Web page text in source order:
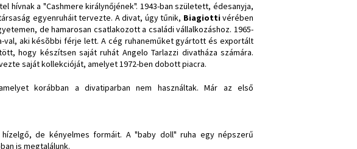
a "Cashmere királynőjének". 1943-ban született, édesanyja,
egyenruháit tervezte. A divat, úgy tűnik, Biagiottivérében
de hamarosan csatlakozott a családi vállalkozáshoz. 1965-
val, aki késõbbi férje lett. A cég ruhaneműket gyártott és exportált
hogy készítsen saját ruhát Angelo Tarlazzi divatháza számára.
saját kollekcióját, amelyet 1972-ben dobott piacra.
korábban a divatiparban nem használtak. Már az első
de kényelmes formáit. A "baby doll" ruha egy népszerű
is megtalálunk.